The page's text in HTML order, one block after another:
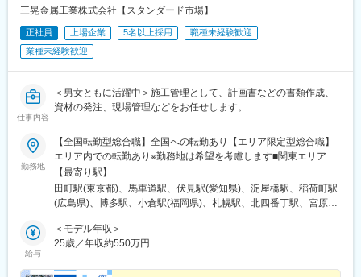
追分駅(三重県)、都通駅、高島町駅、高津駅(神奈川県)、日吉町
駅(千葉県)、大阪梅田駅(阪神線)、五島町駅、神谷町駅、表参道
駅、上野御徒町駅、奥沢駅、泉体育館駅、東京国際クルーズター
駅
三晃金属工業株式会社【スタンダード市場】
正社員 上場企業 5名以上採用
職種未経験歓迎
業種未経験歓迎
仕事内容
＜男女ともに活躍中＞施工管理として、計画書などの書類作成、
資材の発注、現場管理などをお任せします。
勤務地
【全国転勤型総合職】全国への転勤あり【エリア限定型総合職】
エリア内での転勤あり※勤務地は希望を考慮します■関東エリア本
社東京支店大宮営業所宇都宮営業所茨城営業所高崎営業所新潟営
業所松本営業所南関東支店千葉営業所君津営業所甲府営業所西東
京営業所静岡営業所深谷製作所建材深谷（深谷製作所内）■中部エ
業所北陸営業所松本営業所甲府営業所静岡営業所■関西エリア関西
支店大津営業所福知山営業所神戸営業所奈良営業所長田野製作所
所岡山営業所四国営業所光製作所■九州エリア九州支店北九州営業
【最寄り駅】
田町駅(東京都)、馬車道駅、伏見駅(愛知県)、淀屋橋駅、稲荷町駅
(広島県)、博多駅、小倉駅(福岡県)、札幌駅、北四番丁駅、宮原
(千葉県)、君津駅、甲府駅、西国立駅、新静岡駅、浜松駅、河芸
駅、岡崎駅、岐阜駅、上諸江駅、石場駅、石原駅(京都府)、神戸三
給与
＜モデル年収＞
25歳／年収約550万円